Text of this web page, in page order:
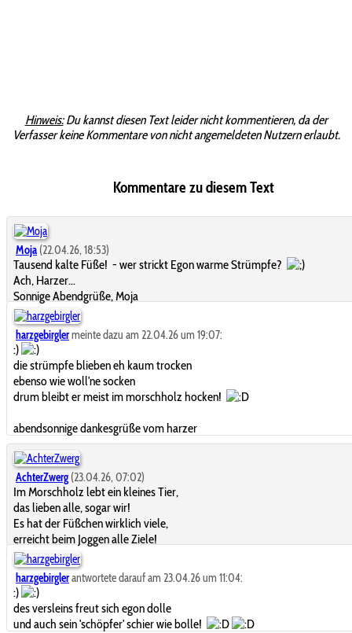
Hinweis:Du kannst diesen Text leider nicht kommentieren, da der
Verfasser keine Kommentare von nicht angemeldeten Nutzern erlaubt.
Kommentare zu diesem Text
Moja (22.04.26, 18:53)
Tausend kalte Füße! - wer strickt Egon warme Strümpfe?
Ach, Harzer...
Sonnige Abendgrüße, Moja
harzgebirglermeinte dazu am 22.04.26 um 19:07:
:)
die strümpfe blieben eh kaum trocken
ebenso wie woll'ne socken
drum bleibt er meist im morschholz hocken!
abendsonnige dankesgrüße vom harzer
AchterZwerg (23.04.26, 07:02)
Im Morschholz lebt ein kleines Tier,
das lieben alle, sogar wir!
Es hat der Füßchen wirklich viele,
erreicht beim Joggen alle Ziele!
harzgebirglerantwortete darauf am 23.04.26 um 11:04:
:)
des versleins freut sich egon dolle
und auch sein 'schöpfer' schier wie bolle!